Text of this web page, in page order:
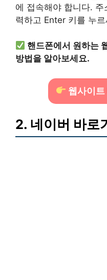
에 접속해야 합니다. 주
력하고 Enter 키를 누
핸드폰에서 원하는
방법을 알아보세요.
웹사이
2. 네이버 바로